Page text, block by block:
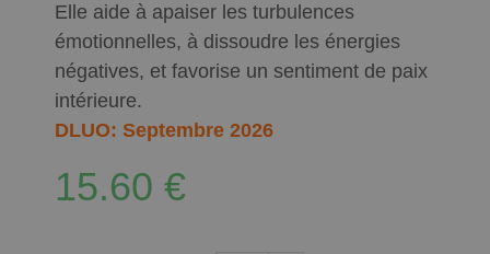
Elle aide à apaiser les turbulences
émotionnelles, à dissoudre les énergies
négatives, et favorise un sentiment de paix
intérieure.
DLUO: Septembre 2026
15.60 €